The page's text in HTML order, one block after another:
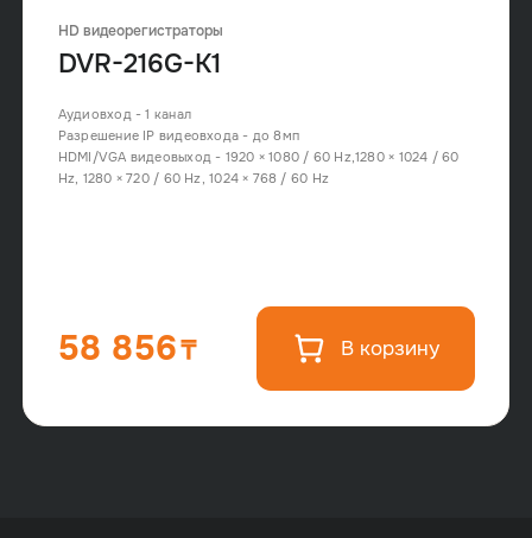
HD видеорегистраторы
DVR-216G-K1
Аудиовход - 1 канал
Разрешение IP видеовхода - до 8мп
HDMI/VGA видеовыход - 1920 × 1080 / 60 Hz,1280 × 1024 / 60
Hz, 1280 × 720 / 60 Hz, 1024 × 768 / 60 Hz
58 856 В корзину